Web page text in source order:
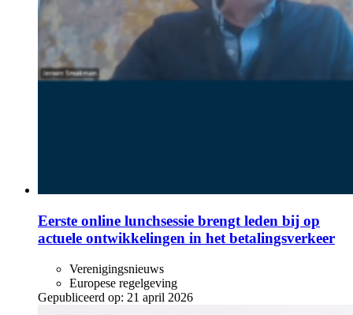
Eerste online lunchsessie brengt leden bij op
actuele ontwikkelingen in het betalingsverkeer
Verenigingsnieuws
Europese regelgeving
Gepubliceerd op: 21 april 2026